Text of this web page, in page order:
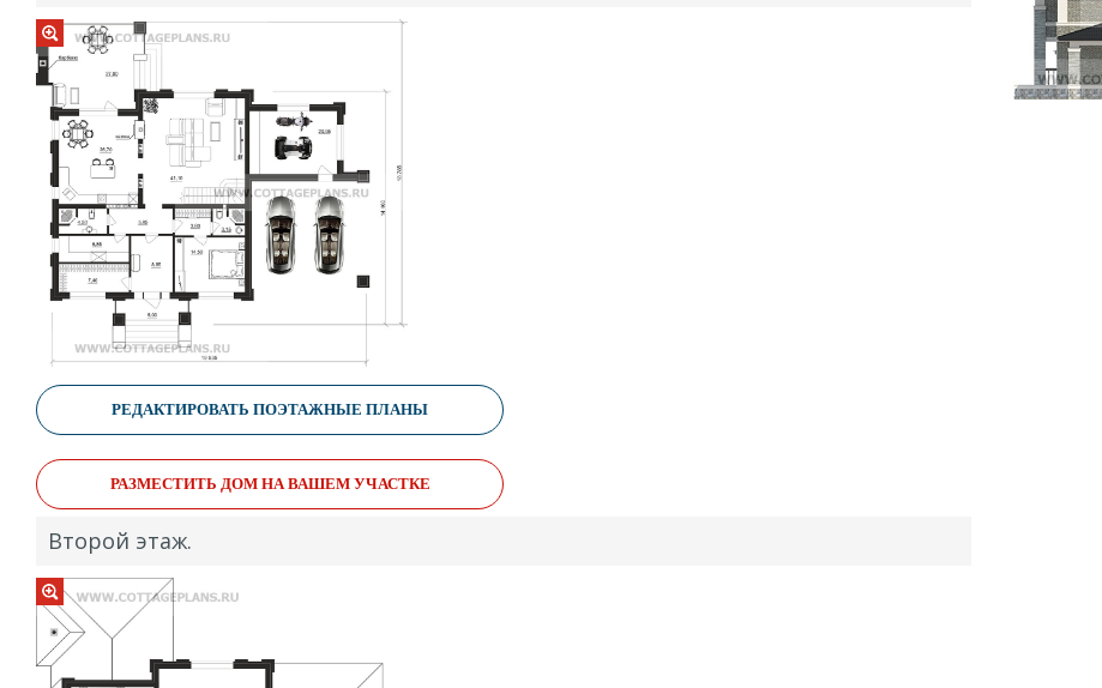
РЕДАКТИРОВАТЬ ПОЭТАЖНЫЕ ПЛАНЫ
РАЗМЕСТИТЬ ДОМ НА ВАШЕМ УЧАСТКЕ
Второй этаж.